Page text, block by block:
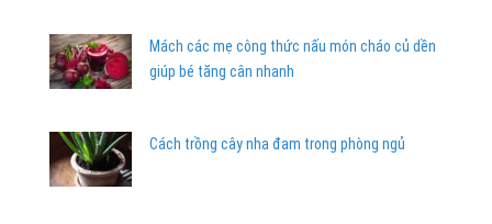
Mách các mẹ công thức nấu món cháo củ dền
giúp bé tăng cân nhanh
Cách trồng cây nha đam trong phòng ngủ